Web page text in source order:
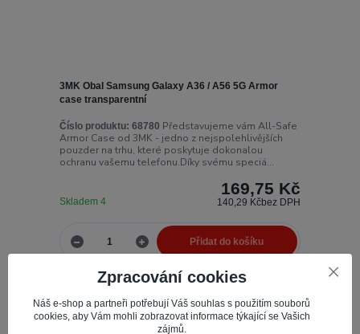
3MK Obal Samsung Galaxy A36 / A56 5G Armor
case transparentní
Číslo produktu: 68780 Představujeme vám All-Safe
Armor Case od 3MK - jedno z nejspolehlivějších
pouzder na trhu, které poskytuje dokonalou
ochranu vašemu telefonu.Díky svému speciá...
169,75 Kč
140,29 Kčbez DPH
Skladem 4
Přidat do košíku
Zpracování cookies
Náš e-shop a partneři potřebují Váš souhlas s použitím souborů
cookies, aby Vám mohli zobrazovat informace týkající se Vašich
zájmů.